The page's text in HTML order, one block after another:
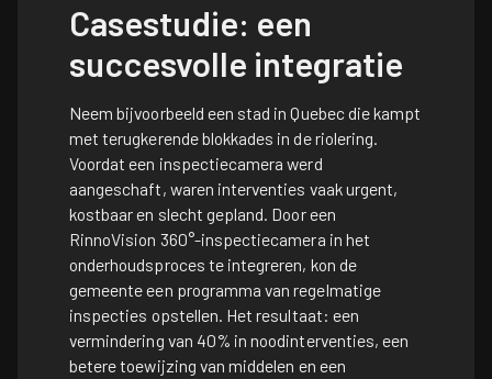
Casestudie: een
succesvolle integratie
Neem bijvoorbeeld een stad in Quebec die kampt
met terugkerende blokkades in de riolering.
Voordat een inspectiecamera werd
aangeschaft, waren interventies vaak urgent,
kostbaar en slecht gepland. Door een
RinnoVision 360°-inspectiecamera in het
onderhoudsproces te integreren, kon de
gemeente een programma van regelmatige
inspecties opstellen. Het resultaat: een
vermindering van 40% in noodinterventies, een
betere toewijzing van middelen en een